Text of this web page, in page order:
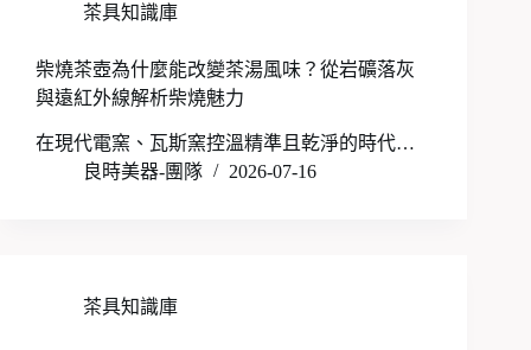
茶具知識庫
柴燒茶壺為什麼能改變茶湯風味？從岩礦落灰
與遠紅外線解析柴燒魅力
在現代電窯、瓦斯窯控溫精準且乾淨的時代…
良時美器-團隊
2026-07-16
茶具知識庫